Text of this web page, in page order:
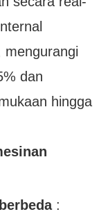
mengurangi
dan
hingga
: